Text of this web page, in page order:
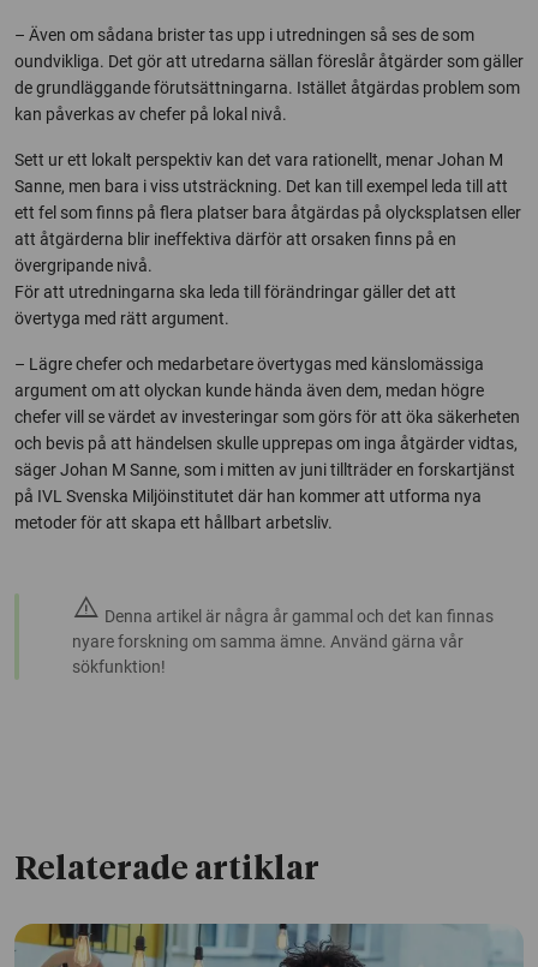
– Även om sådana brister tas upp i utredningen så ses de som
oundvikliga. Det gör att utredarna sällan föreslår åtgärder som gäller
de grundläggande förutsättningarna. Istället åtgärdas problem som
kan påverkas av chefer på lokal nivå.
Sett ur ett lokalt perspektiv kan det vara rationellt, menar Johan M
Sanne, men bara i viss utsträckning. Det kan till exempel leda till att
ett fel som finns på flera platser bara åtgärdas på olycksplatsen eller
att åtgärderna blir ineffektiva därför att orsaken finns på en
övergripande nivå.
För att utredningarna ska leda till förändringar gäller det att
övertyga med rätt argument.
– Lägre chefer och medarbetare övertygas med känslomässiga
argument om att olyckan kunde hända även dem, medan högre
chefer vill se värdet av investeringar som görs för att öka säkerheten
och bevis på att händelsen skulle upprepas om inga åtgärder vidtas,
säger Johan M Sanne, som i mitten av juni tillträder en forskartjänst
på IVL Svenska Miljöinstitutet där han kommer att utforma nya
metoder för att skapa ett hållbart arbetsliv.
warning Denna artikel är några år gammal och det kan finnas
nyare forskning om samma ämne. Använd gärna vår
sökfunktion!
Relaterade artiklar